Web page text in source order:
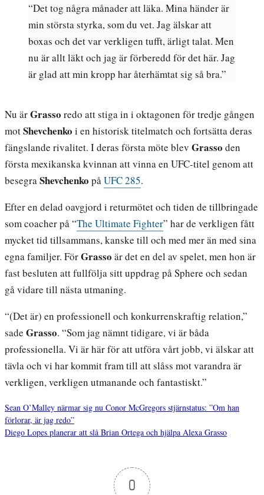
“Det tog några månader att läka. Mina händer är
min största styrka, som du vet. Jag älskar att
boxas och det var verkligen tufft, ärligt talat. Men
nu är allt läkt och jag är förberedd för det här. Jag
är glad att min kropp har återhämtat sig så bra.”
Nu ärGrasso redo att stiga in i oktagonen för tredje gången
motShevchenko i en historisk titelmatch och fortsätta deras
fängslande rivalitet. I deras första möte blev Grasso den
första mexikanska kvinnan att vinna en UFC-titel genom att
besegraShevchenko påUFC 285.
Efter en delad oavgjord i returmötet och tiden de tillbringade
som coacher på “The Ultimate Fighter” har de verkligen fått
mycket tid tillsammans, kanske till och med mer än med sina
egna familjer. FörGrasso är det en del av spelet, men hon är
fast besluten att fullfölja sitt uppdrag på Sphere och sedan
gå vidare till nästa utmaning.
“(Det är) en professionell och konkurrenskraftig relation,”
sade Grasso. “Som jag nämnt tidigare, vi är båda
professionella. Vi är här för att utföra vårt jobb, vi älskar att
tävla och vi har kommit fram till att slåss mot varandra är
verkligen, verkligen utmanande och fantastiskt.”
Inläggsnavigering
Sean O’Malley närmar sig nu Conor McGregors stjärnstatus: ”Om han
förlorar, är jag redo”
Diego Lopes planerar att slå Brian Ortega och hjälpa Alexa Grasso
0